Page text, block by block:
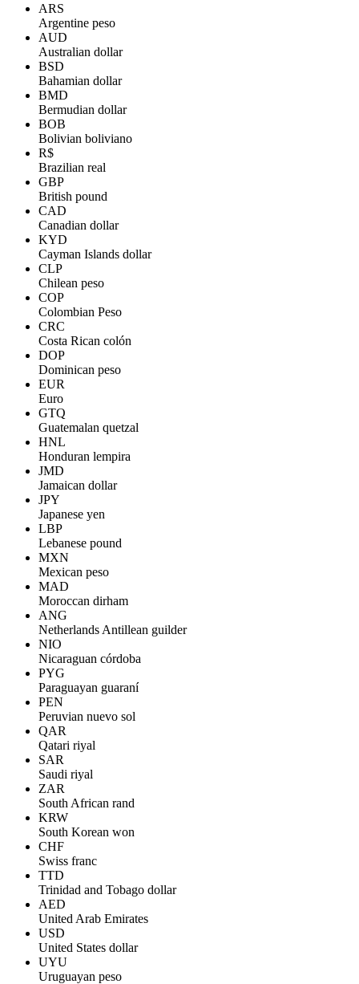
ARS
Argentine peso
AUD
Australian dollar
BSD
Bahamian dollar
BMD
Bermudian dollar
BOB
Bolivian boliviano
R$
Brazilian real
GBP
British pound
CAD
Canadian dollar
KYD
Cayman Islands dollar
CLP
Chilean peso
COP
Colombian Peso
CRC
Costa Rican colón
DOP
Dominican peso
EUR
Euro
GTQ
Guatemalan quetzal
HNL
Honduran lempira
JMD
Jamaican dollar
JPY
Japanese yen
LBP
Lebanese pound
MXN
Mexican peso
MAD
Moroccan dirham
ANG
Netherlands Antillean guilder
NIO
Nicaraguan córdoba
PYG
Paraguayan guaraní
PEN
Peruvian nuevo sol
QAR
Qatari riyal
SAR
Saudi riyal
ZAR
South African rand
KRW
South Korean won
CHF
Swiss franc
TTD
Trinidad and Tobago dollar
AED
United Arab Emirates
USD
United States dollar
UYU
Uruguayan peso